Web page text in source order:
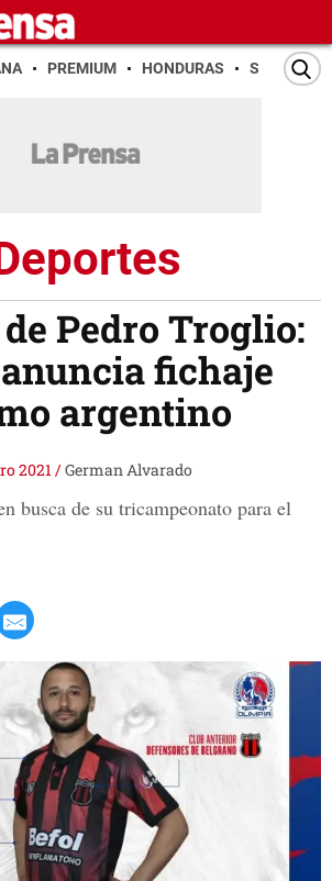
PREMIUM HONDURAS SAN PEDRO
Pedro Troglio:
fichaje
argentino
2021/German Alvarado
busca de su tricampeonato para el